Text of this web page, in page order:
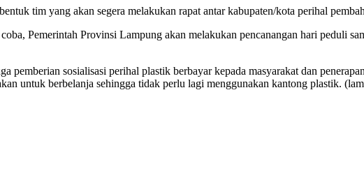
tim yang akan segera melakukan rapat antar kabupaten/kota perihal
Pemerintah Provinsi Lampung akan melakukan pencanangan hari peduli
pemberian sosialisasi perihal plastik berbayar kepada masyarakat dan
untuk berbelanja sehingga tidak perlu lagi menggunakan kantong plastik.